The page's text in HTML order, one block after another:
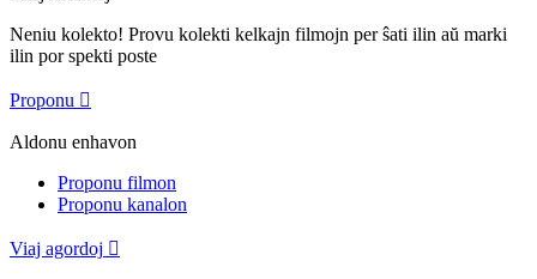
Neniu kolekto! Provu kolekti kelkajn filmojn per ŝati ilin aŭ marki
ilin por spekti poste
Proponu 
Aldonu enhavon
Proponu filmon
Proponu kanalon
Viaj agordoj 